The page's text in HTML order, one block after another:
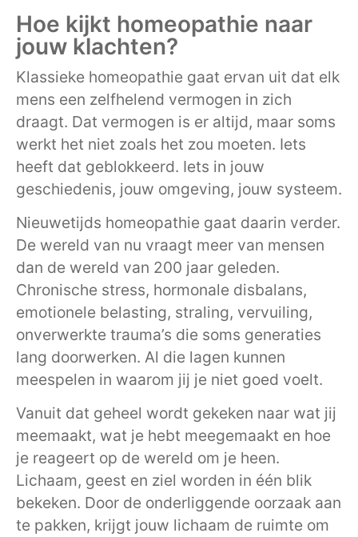
Hoe kijkt homeopathie naar
jouw klachten?
Klassieke homeopathie gaat ervan uit dat elk
mens een zelfhelend vermogen in zich
draagt. Dat vermogen is er altijd, maar soms
werkt het niet zoals het zou moeten. Iets
heeft dat geblokkeerd. Iets in jouw
geschiedenis, jouw omgeving, jouw systeem.
Nieuwetijds homeopathie gaat daarin verder.
De wereld van nu vraagt meer van mensen
dan de wereld van 200 jaar geleden.
Chronische stress, hormonale disbalans,
emotionele belasting, straling, vervuiling,
onverwerkte trauma’s die soms generaties
lang doorwerken. Al die lagen kunnen
meespelen in waarom jij je niet goed voelt.
Vanuit dat geheel wordt gekeken naar wat jij
meemaakt, wat je hebt meegemaakt en hoe
je reageert op de wereld om je heen.
Lichaam, geest en ziel worden in één blik
bekeken. Door de onderliggende oorzaak aan
te pakken, krijgt jouw lichaam de ruimte om